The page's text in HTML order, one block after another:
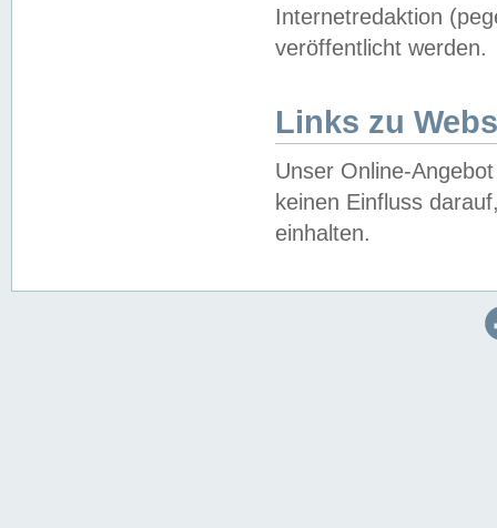
Internetredaktion
veröffentlicht werden.
Links zu
Unser Online-
keinen Einfluss
einhalten.